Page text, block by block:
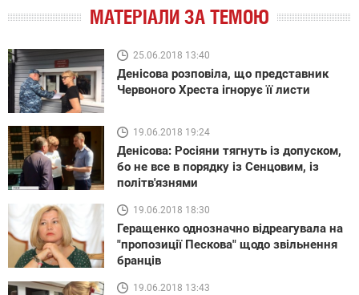
МАТЕРІАЛИ ЗА ТЕМОЮ
25.06.2018 13:40
Денісова розповіла, що представник
Червоного Хреста ігнорує її листи
19.06.2018 19:24
Денісова: Росіяни тягнуть із допуском,
бо не все в порядку із Сенцовим, із
політв'язнями
19.06.2018 18:30
Геращенко однозначно відреагувала на
"пропозиції Пескова" щодо звільнення
бранців
19.06.2018 13:43